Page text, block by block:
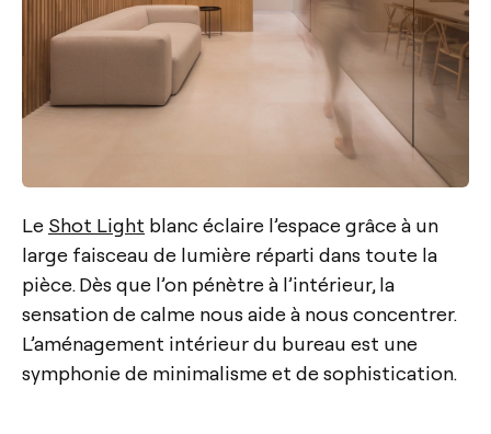
Le Shot Light blanc éclaire l’espace grâce à un
large faisceau de lumière réparti dans toute la
pièce. Dès que l’on pénètre à l’intérieur, la
sensation de calme nous aide à nous concentrer.
L’aménagement intérieur du bureau est une
symphonie de minimalisme et de sophistication.